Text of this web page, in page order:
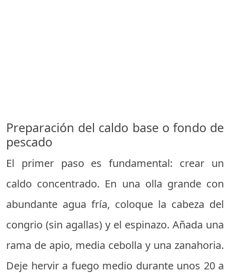
Preparación del caldo base o fondo de
pescado
El primer paso es fundamental: crear un
caldo concentrado. En una olla grande con
abundante agua fría, coloque la cabeza del
congrio (sin agallas) y el espinazo. Añada una
rama de apio, media cebolla y una zanahoria.
Deje hervir a fuego medio durante unos 20 a